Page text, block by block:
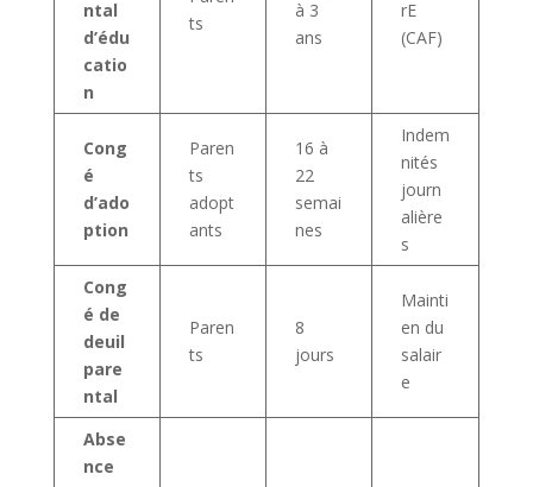
ntal
d’édu
catio
n
ts
à 3
ans
rE
(CAF)
Cong
é
d’ado
ption
Paren
ts
adopt
ants
16 à
22
semai
nes
Indem
nités
journ
alière
s
Cong
é de
deuil
pare
ntal
Paren
ts
8
jours
Mainti
en du
salair
e
Abse
nce